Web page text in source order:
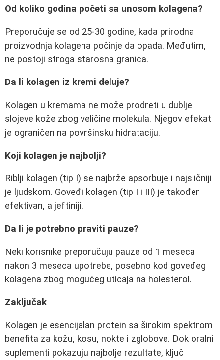
Od koliko godina početi sa unosom kolagena?
Preporučuje se od 25-30 godine, kada prirodna
proizvodnja kolagena počinje da opada. Međutim,
ne postoji stroga starosna granica.
Da li kolagen iz kremi deluje?
Kolagen u kremama ne može prodreti u dublje
slojeve kože zbog veličine molekula. Njegov efekat
je ograničen na površinsku hidrataciju.
Koji kolagen je najbolji?
Riblji kolagen (tip I) se najbrže apsorbuje i najsličniji
je ljudskom. Goveđi kolagen (tip I i III) je također
efektivan, a jeftiniji.
Da li je potrebno praviti pauze?
Neki korisnike preporučuju pauze od 1 meseca
nakon 3 meseca upotrebe, posebno kod goveđeg
kolagena zbog mogućeg uticaja na holesterol.
Zaključak
Kolagen je esencijalan protein sa širokim spektrom
benefita za kožu, kosu, nokte i zglobove. Dok oralni
suplementi pokazuju najbolje rezultate, ključ